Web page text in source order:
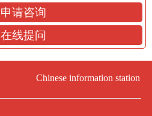
申请咨询
在线提问
Chinese information station